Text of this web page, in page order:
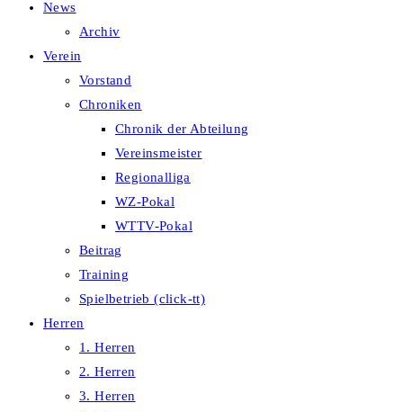
News
Archiv
Verein
Vorstand
Chroniken
Chronik der Abteilung
Vereinsmeister
Regionalliga
WZ-Pokal
WTTV-Pokal
Beitrag
Training
Spielbetrieb (click-tt)
Herren
1. Herren
2. Herren
3. Herren